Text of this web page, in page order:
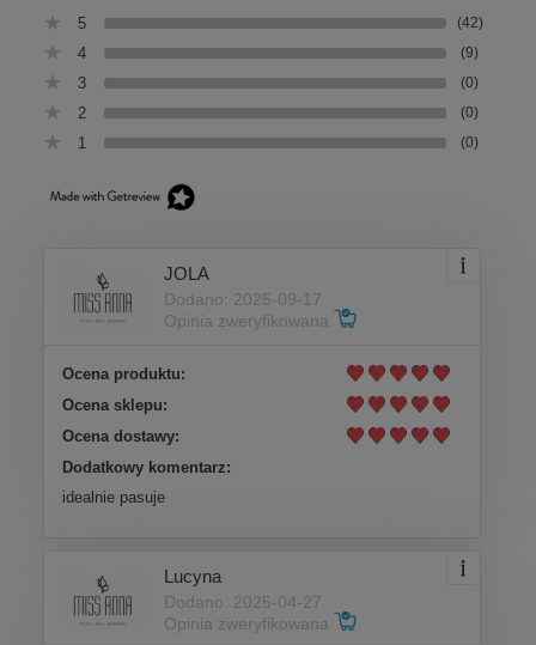
5 (42)
4 (9)
3 (0)
2 (0)
1 (0)
JOLA
Dodano: 2025-09-17
Opinia zweryfikowana
Ocena produktu:
Ocena sklepu:
Ocena dostawy:
Dodatkowy komentarz:
idealnie pasuje
Lucyna
Dodano: 2025-04-27
Opinia zweryfikowana